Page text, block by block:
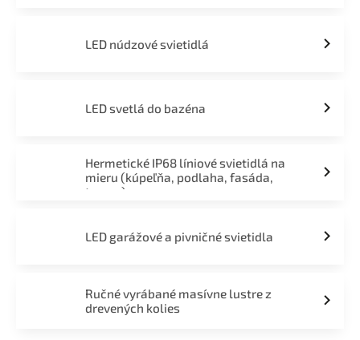
LED núdzové svietidlá
LED svetlá do bazéna
Hermetické IP68 líniové svietidlá na
mieru (kúpeľňa, podlaha, fasáda,
terasa)
LED garážové a pivničné svietidla
Ručné vyrábané masívne lustre z
drevených kolies